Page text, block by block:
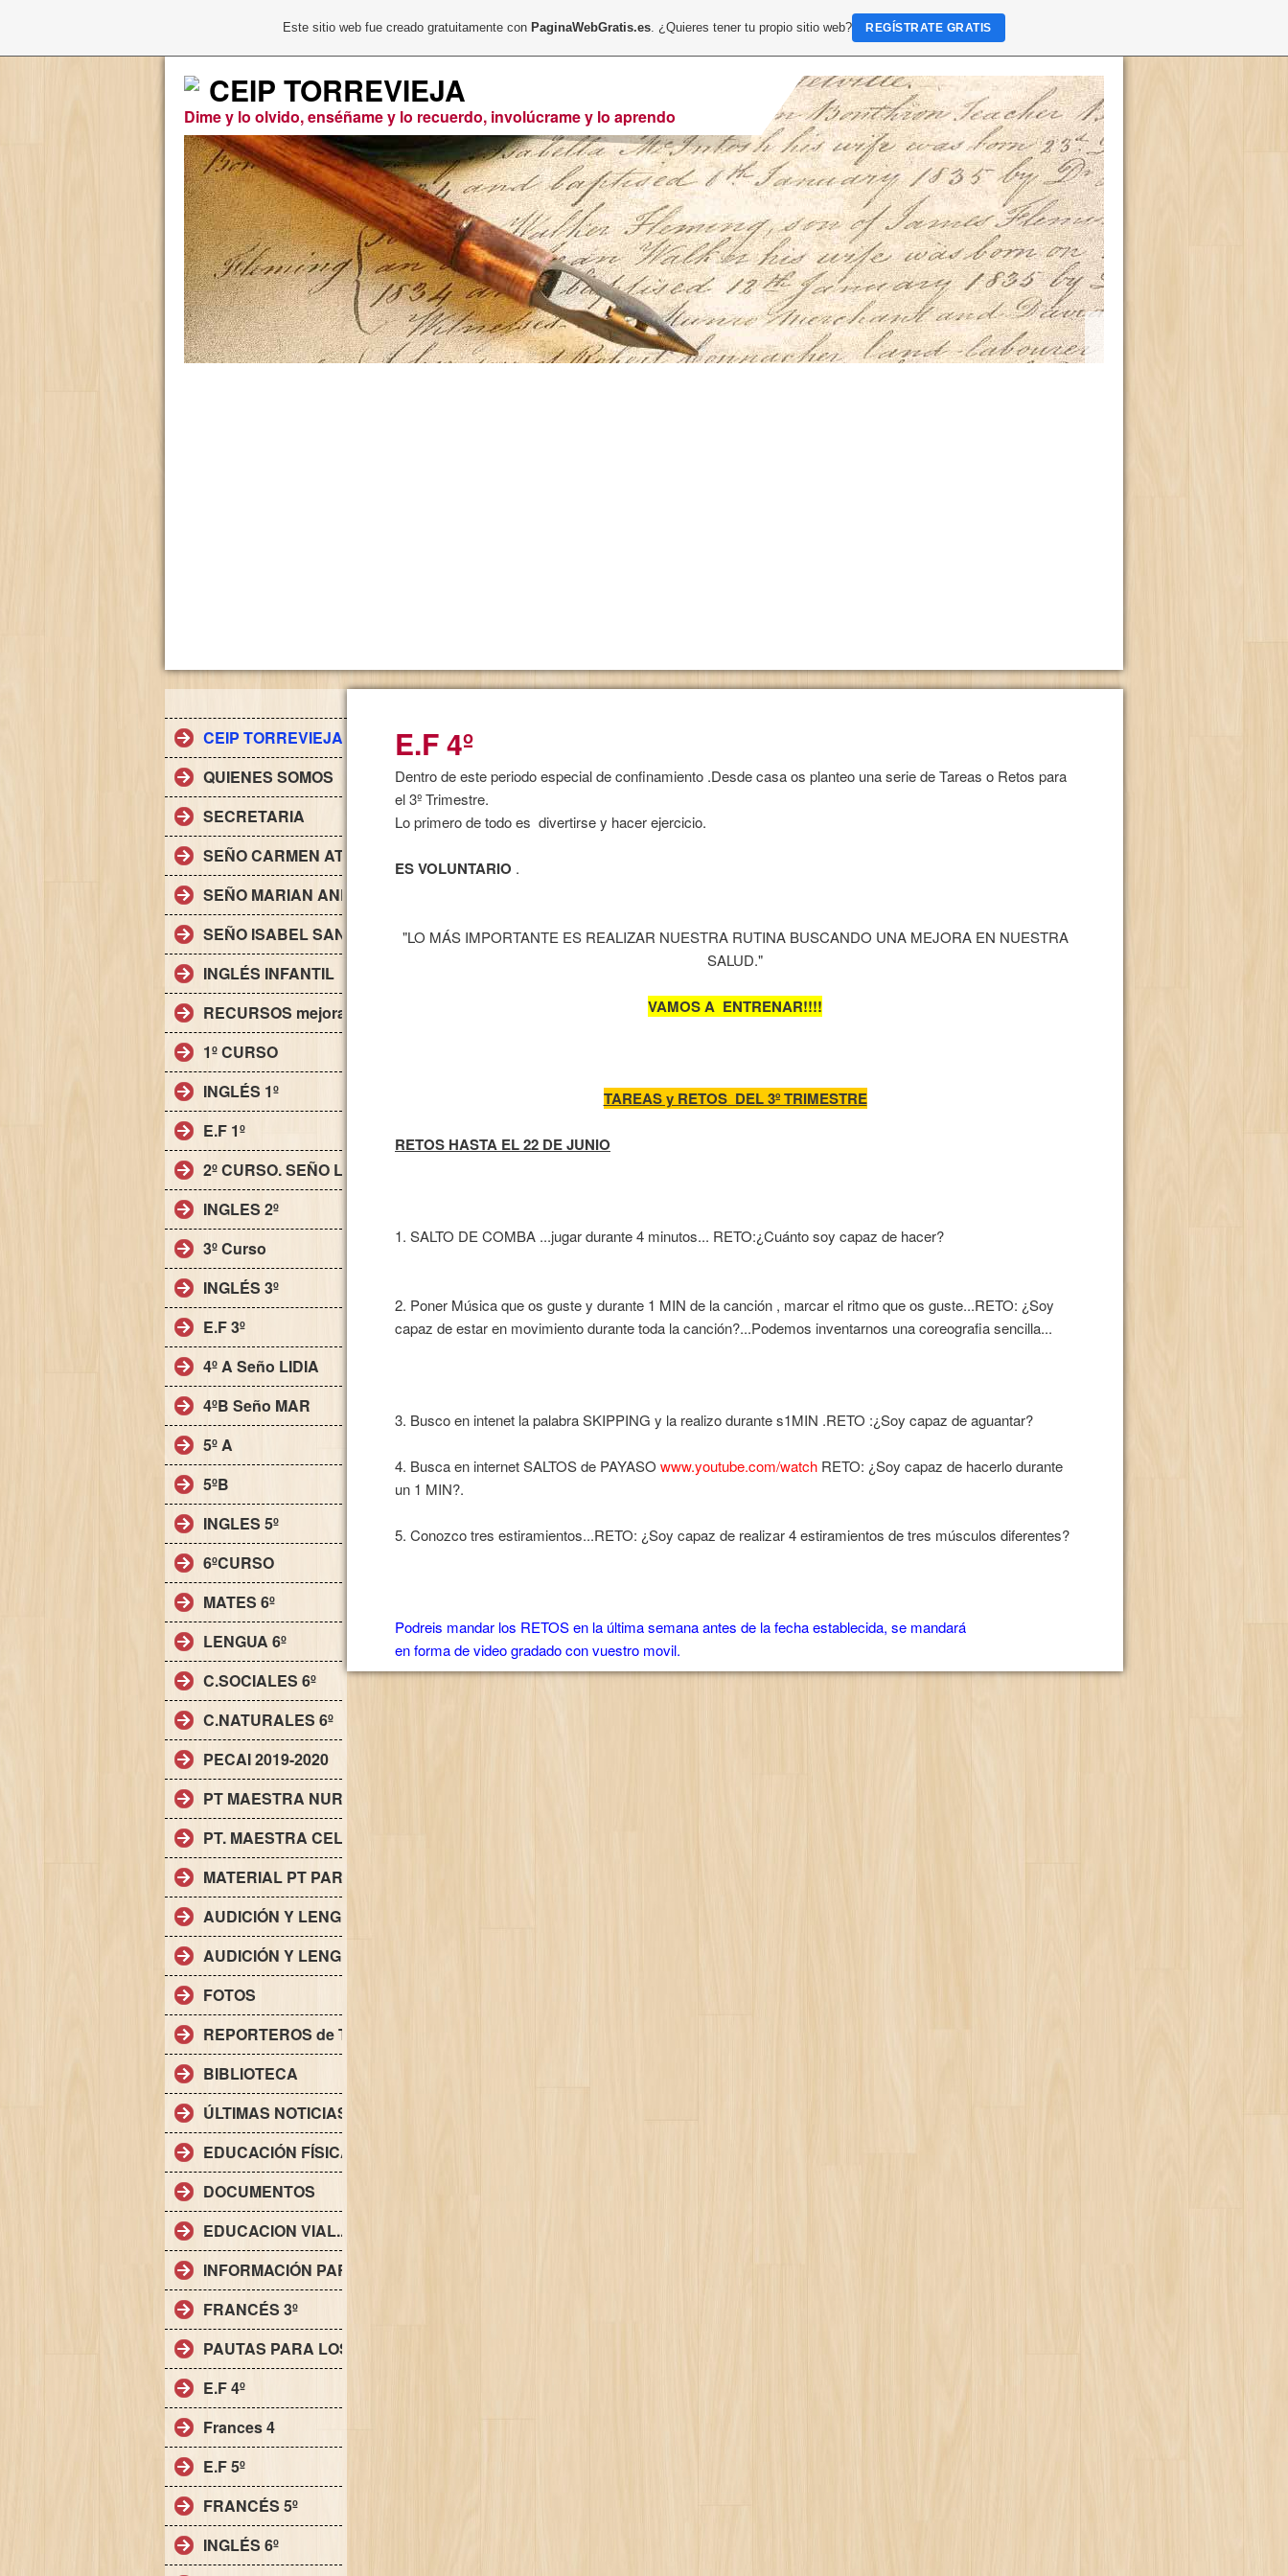
CEIP TORREVIEJA
Dime y lo olvido, enséñame y lo recuerdo, involúcrame y lo aprendo
CEIP TORREVIEJA
QUIENES SOMOS
SECRETARIA
SEÑO CARMEN ATIENZA. INFANTIL 3 AÑOS.
SEÑO MARIAN ANDRADES. INFANTIL 4 AÑOS
SEÑO ISABEL SANTANA. INFANTIL 5 AÑOS.
INGLÉS INFANTIL
RECURSOS mejora y ampliación
1º CURSO
INGLÉS 1º
E.F 1º
2º CURSO. SEÑO LAURA
INGLES 2º
3º Curso
INGLÉS 3º
E.F 3º
4º A Seño LIDIA
4ºB Seño MAR
5º A
5ºB
INGLES 5º
6ºCURSO
MATES 6º
LENGUA 6º
C.SOCIALES 6º
C.NATURALES 6º
PECAI 2019-2020
PT MAESTRA NURIA CHACÓN
PT. MAESTRA CELIA SÁNCHEZ
MATERIAL PT PARA ALUMNADO INFANTIL
AUDICIÓN Y LENGUAJE. AL DEL EOE. LAURA ÁLAMO ROMERO
AUDICIÓN Y LENGUAJE. AL ANA GARCÍA SÁNCHEZ
FOTOS
REPORTEROS de Torrevieja
BIBLIOTECA
ÚLTIMAS NOTICIAS
EDUCACIÓN FÍSICA
DOCUMENTOS
EDUCACION VIAL..
INFORMACIÓN PARA LAS FAMILIAS
FRANCÉS 3º
PAUTAS PARA LOS CUADERNOS
E.F 4º
Frances 4
E.F 5º
FRANCÉS 5º
INGLÉS 6º
E.F 4º
Dentro de este periodo especial de confinamiento .Desde casa os planteo una serie de Tareas o Retos para
el 3º Trimestre.
Lo primero de todo es divertirse y hacer ejercicio.
ES VOLUNTARIO .
"LO MÁS IMPORTANTE ES REALIZAR NUESTRA RUTINA BUSCANDO UNA MEJORA EN NUESTRA
SALUD."
VAMOS A ENTRENAR!!!!
TAREAS y RETOS DEL 3º TRIMESTRE
RETOS HASTA EL 22 DE JUNIO
1. SALTO DE COMBA ...jugar durante 4 minutos... RETO:¿Cuánto soy capaz de hacer?
2. Poner Música que os guste y durante 1 MIN de la canción , marcar el ritmo que os guste...RETO: ¿Soy
capaz de estar en movimiento durante toda la canción?...Podemos inventarnos una coreografia sencilla...
3. Busco en intenet la palabra SKIPPING y la realizo durante s1MIN .RETO :¿Soy capaz de aguantar?
4. Busca en internet SALTOS de PAYASO www.youtube.com/watch RETO: ¿Soy capaz de hacerlo durante
un 1 MIN?.
5. Conozco tres estiramientos...RETO: ¿Soy capaz de realizar 4 estiramientos de tres músculos diferentes?
Podreis mandar los RETOS en la última semana antes de la fecha establecida, se mandará
en forma de video gradado con vuestro movil.
Este sitio web fue creado gratuitamente con PaginaWebGratis.es. ¿Quieres tener tu propio sitio web? REGÍSTRATE GRATIS